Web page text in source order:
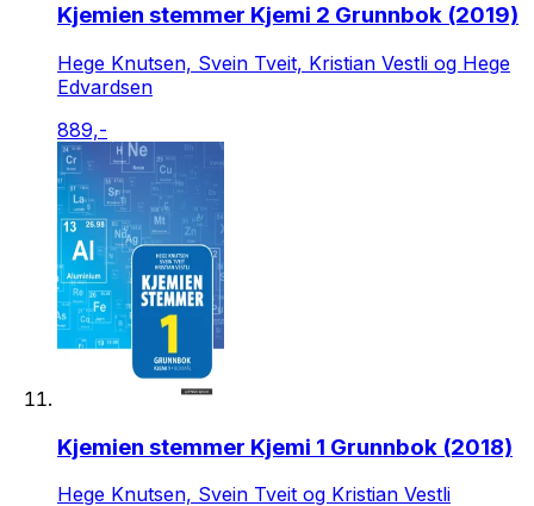
Kjemien stemmer Kjemi 2 Grunnbok (2019)
Hege Knutsen, Svein Tveit, Kristian Vestli og Hege
Edvardsen
889,-
Kjemien stemmer Kjemi 1 Grunnbok (2018)
Hege Knutsen, Svein Tveit og Kristian Vestli